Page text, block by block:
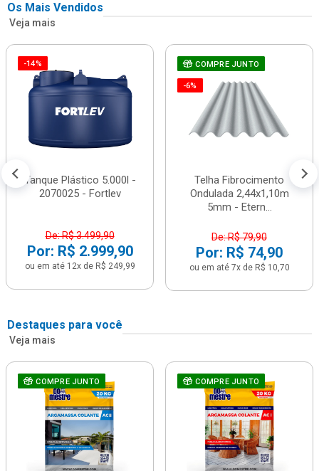
Os Mais Vendidos
Veja mais
-14%
Tanque Plástico 5.000l -
2070025 - Fortlev
De: R$ 3.499,90
Por: R$ 2.999,90
ou em até 12x de R$ 249,99
COMPRE JUNTO
-6%
Telha Fibrocimento
Ondulada 2,44x1,10m
5mm - Etern...
De: R$ 79,90
Por: R$ 74,90
ou em até 7x de R$ 10,70
Destaques para você
Veja mais
COMPRE JUNTO COMPRE JUNTO